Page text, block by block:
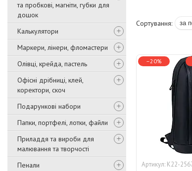
та пробкові, магніти, губки для
дошок
Калькулятори
Маркери, лінери, фломастери
Олівці, крейда, пастель
Офісні дрібниці, клей,
коректори, скоч
Подарункові набори
Папки, портфелі, лотки, файли
Приладдя та вироби для
малювання та творчості
Пенали
–20%
K22-